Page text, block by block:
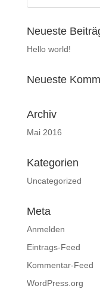
Neueste
Hello world!
Neueste
Archiv
Mai 2016
Kategorien
Uncategorized
Meta
Anmelden
Eintrags-Feed
Kommentar-Feed
WordPress.org